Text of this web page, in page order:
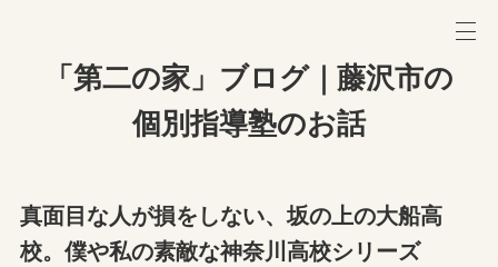
「第二の家」ブログ｜藤沢市の
個別指導塾のお話
真面目な人が損をしない、坂の上の大船高
校。僕や私の素敵な神奈川高校シリーズ